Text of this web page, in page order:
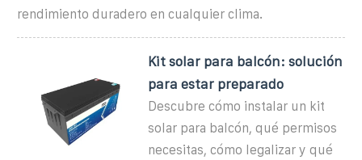
rendimiento duradero en cualquier clima.
Kit solar para balcón: solución
para estar preparado
Descubre cómo instalar un kit
solar para balcón, qué permisos
necesitas, cómo legalizar y qué